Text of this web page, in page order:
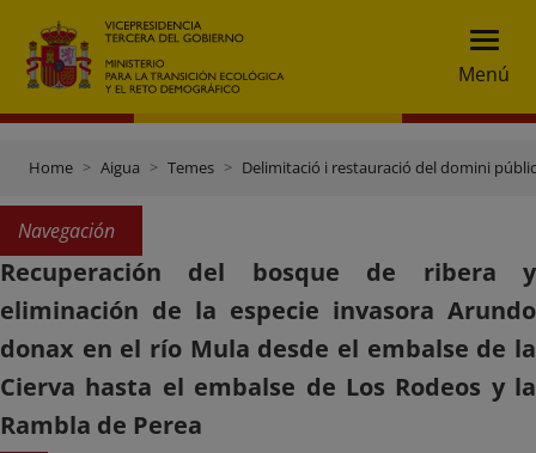
Menú
Home Aigua Temes Delimitació i restauració del domini
Navegación
Recuperación del bosque de ribera y
eliminación de la especie invasora Arundo
donax en el río Mula desde el embalse de la
Cierva hasta el embalse de Los Rodeos y la
Rambla de Perea